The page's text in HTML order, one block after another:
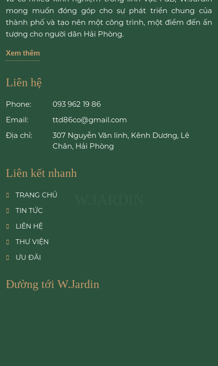
mong muốn đóng góp cho sự phát triển chung của
thành phố và tạo nên một công trình, một điểm đến ấn
tượng cho người dân Hải Phòng.
Xem thêm
Liên hệ
Phone:
093 962 19 86
Email:
ttd86co@gmail.com
Địa chỉ:
307 Nguyễn Văn linh, Kênh Dương, Lê
Chân, Hải Phòng
Liên kết nhanh
TRANG CHỦ
TIN TỨC
LIÊN HỆ
THƯ VIỆN
ƯU ĐÃI
Đường tới W.Jardin